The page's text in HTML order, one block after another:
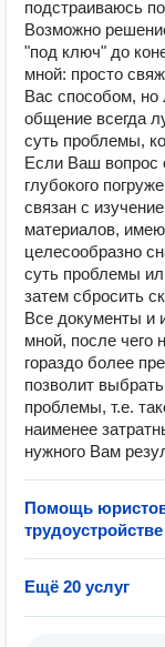
подстраиваюсь
Возможно
"под ключ" до
мной: просто
Вас способом, но
общение всегда
суть проблемы,
Если Ваш вопрос
глубокого
связан с
материалов,
целесообразно
суть проблемы
затем сбросить
Все документы и
мной, после
гораздо более
позволит
проблемы, т.е.
наименее
нужного Вам
Помощь юристов
трудоустройстве
Ещё 20 услуг